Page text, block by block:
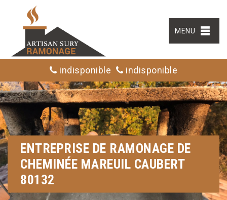
MENU
indisponible indisponible
ENTREPRISE DE RAMONAGE DE
CHEMINÉE MAREUIL CAUBERT
80132